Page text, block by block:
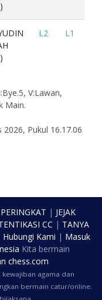
L2 L1
V:Lawan,
Main.
Pukul 16.17.06
PERINGKAT | JEJAK
CC | TANYA
Hubungi Kami | Masuk
Kita bermain
chess.com
agama dan
bermain catur/online.